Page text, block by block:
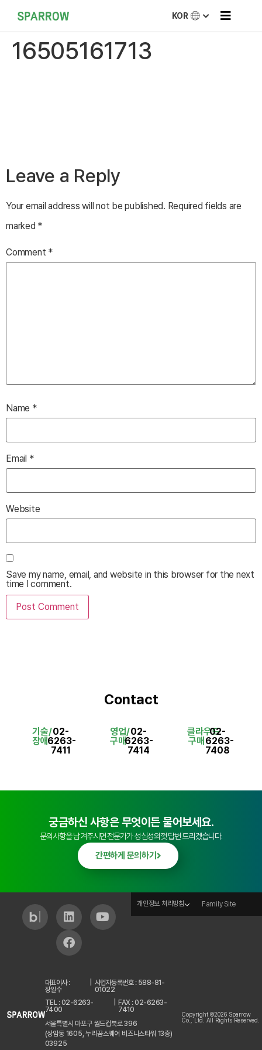
KOR
16505161713
Leave a Reply
Your email address will not be published. Required fields are
marked *
Comment *
Name *
Email *
Website
Save my name, email, and website in this browser for the next
time I comment.
Contact
기술/
장애
02-
6263-
7411
영업/
구매
02-
6263-
7414
클라우드
구매
02-
6263-
7408
궁금하신 사항은 무엇이든 물어보세요.
문의사항을 남겨주시면 전문가가 성심성의껏 답변 드리겠습니다.
간편하게 문의하기
개인정보 처리방침 Family Site
대표이사 :
장일수
사업자등록번호 : 588-81-
01022
TEL : 02-6263-
7400
FAX : 02-6263-
7410
서울특별시 마포구 월드컵북로 396
(상암동 1605, 누리꿈스퀘어 비즈니스타워 13층)
03925
Copyright ©2026 Sparrow
Co., Ltd. All Rights Reserved.